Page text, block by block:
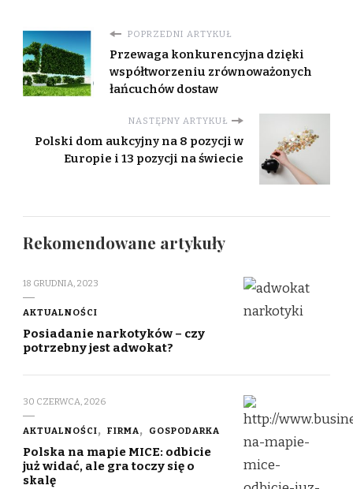
POPRZEDNI ARTYKUŁ
Przewaga konkurencyjna dzięki
współtworzeniu zrównoważonych
łańcuchów dostaw
NASTĘPNY ARTYKUŁ
Polski dom aukcyjny na 8 pozycji w
Europie i 13 pozycji na świecie
Rekomendowane artykuły
18 GRUDNIA, 2023
AKTUALNOŚCI
Posiadanie narkotyków – czy
potrzebny jest adwokat?
30 CZERWCA, 2026
AKTUALNOŚCI FIRMA GOSPODARKA
Polska na mapie MICE: odbicie
już widać, ale gra toczy się o
skalę